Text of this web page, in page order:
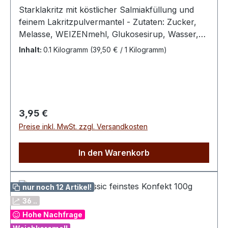
Starklakritz mit köstlicher Salmiakfüllung und
feinem Lakritzpulvermantel - Zutaten: Zucker,
Melasse, WEIZENmehl, Glukosesirup, Wasser,
Süßholzwurzelextrakt, 3% Lakritzpulver
natürliches Anisaroma.Bitte kühl und trocken
lagern.100 g enthalten durchschn.:Energie 1424
kJ / 336 kcal Fett 2,03 g dav. ges. Fettsäuren
1,64 g Kohlenhydrate 75,7 g davon Zucker 59 g
Eiweiß 3,68 g Salz 0,38 g
Inhalt: 0.1 Kilogramm (39,50 € / 1 Kilogramm)
Regulärer Preis:
3,95 €
Preise inkl. MwSt. zzgl. Versandkosten
In den Warenkorb
nur noch 12 Artikel!
36 ..
Hohe Nachfrage